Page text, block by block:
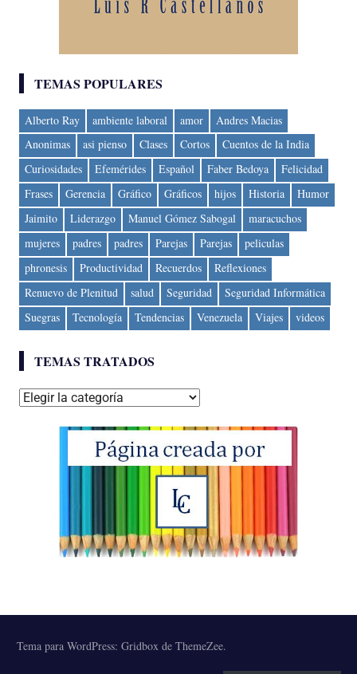
TEMAS POPULARES
Alberto Ray ambiente laboral amor
Andres Macias
Anonimas
asi pienso Clases Cortos
Cuentos de la India
Curiosidades
Efemérides Español Faber Bedoya
Felicidad
Frases
Gerencia Gráfico Gráficos hijos Historia
Humor
Jaimito
Liderazgo Manuel Gómez Sabogal
maracuchos
mujeres
padres padres Parejas Parejas
peliculas
phronesis
Productividad Recuerdos
Reflexiones
Renuevo de Plenitud
salud Seguridad
Seguridad Informática
Suegras
Tecnología Tendencias Venezuela Viajes videos
TEMAS TRATADOS
Temas
Tema para WordPress: Gridbox de ThemeZee.